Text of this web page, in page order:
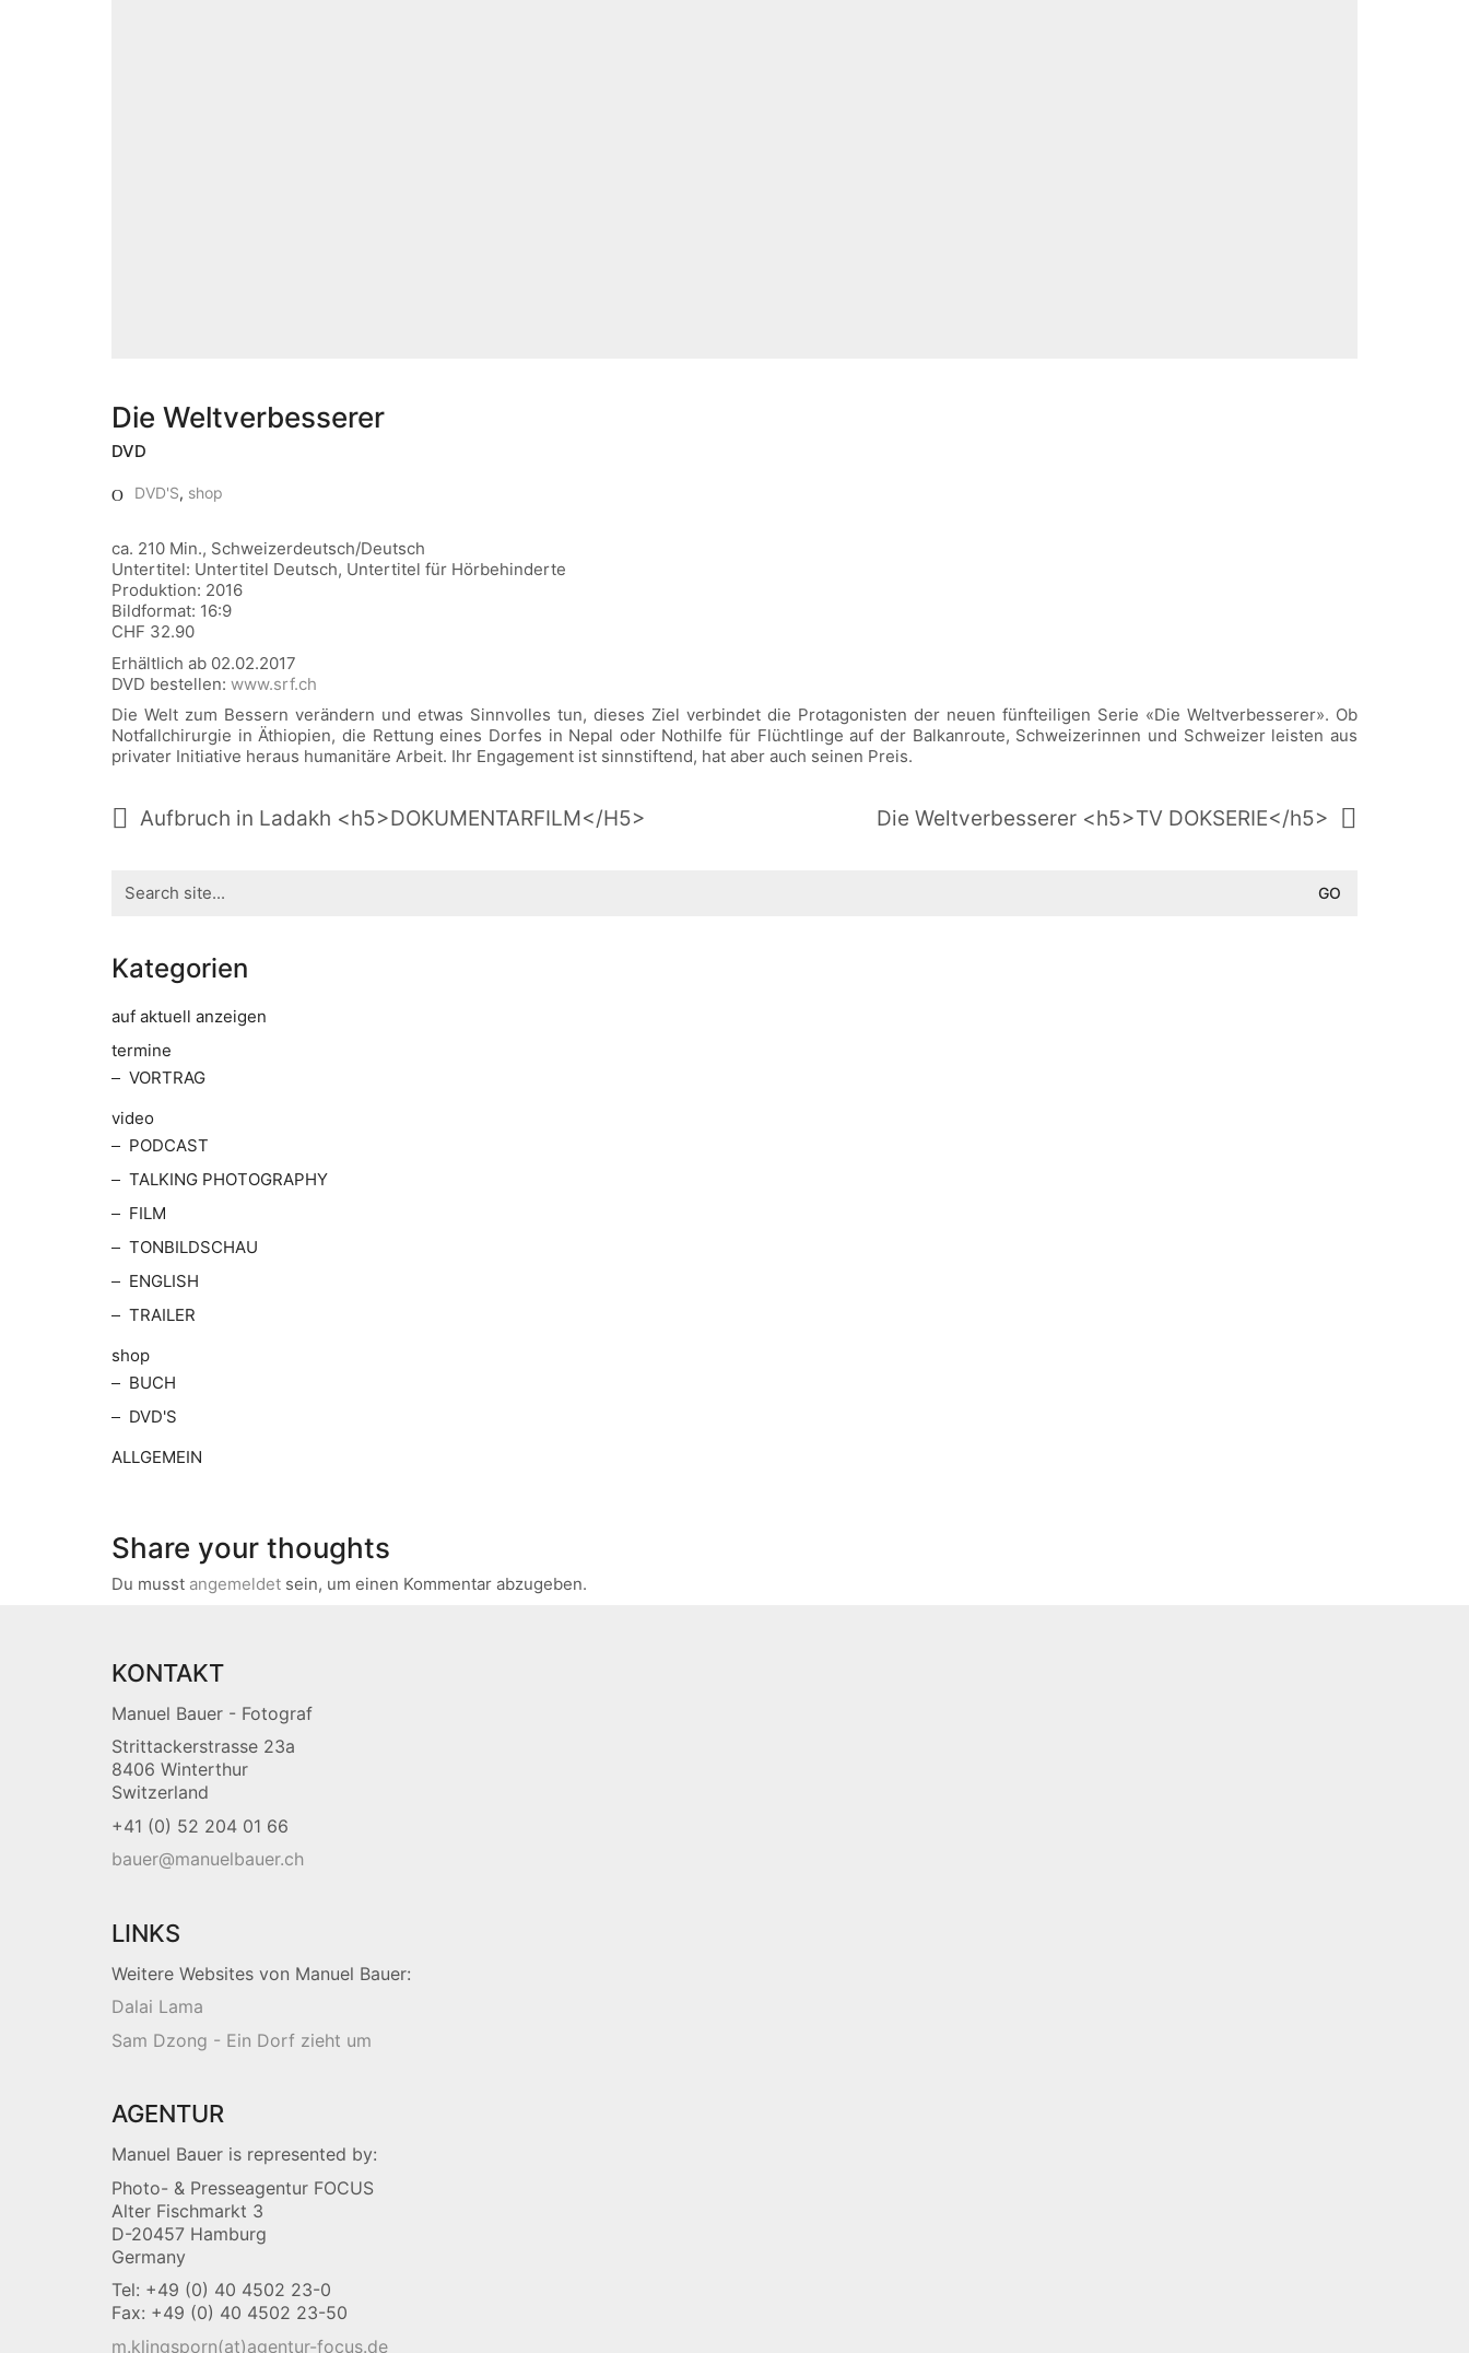
Die Weltverbesserer
DVD
DVD'S, shop
ca. 210 Min., Schweizerdeutsch/Deutsch
Untertitel: Untertitel Deutsch, Untertitel für Hörbehinderte
Produktion: 2016
Bildformat: 16:9
CHF 32.90
Erhältlich ab 02.02.2017
DVD bestellen: www.srf.ch
Die Welt zum Bessern verändern und etwas Sinnvolles tun, dieses Ziel verbindet die Protagonisten der neuen fünfteiligen Serie «Die Weltverbesserer». Ob
Notfallchirurgie in Äthiopien, die Rettung eines Dorfes in Nepal oder Nothilfe für Flüchtlinge auf der Balkanroute, Schweizerinnen und Schweizer leisten aus
privater Initiative heraus humanitäre Arbeit. Ihr Engagement ist sinnstiftend, hat aber auch seinen Preis.
Aufbruch in Ladakh <h5>DOKUMENTARFILM</H5> Die Weltverbesserer <h5>TV DOKSERIE</h5>
for:
Kategorien
auf aktuell anzeigen
termine
VORTRAG
video
PODCAST
TALKING PHOTOGRAPHY
FILM
TONBILDSCHAU
ENGLISH
TRAILER
shop
BUCH
DVD'S
ALLGEMEIN
Share your thoughts
Du musst angemeldet sein, um einen Kommentar abzugeben.
KONTAKT
Manuel Bauer - Fotograf
Strittackerstrasse 23a
8406 Winterthur
Switzerland
+41 (0) 52 204 01 66
bauer@manuelbauer.ch
LINKS
Weitere Websites von Manuel Bauer:
Dalai Lama
Sam Dzong - Ein Dorf zieht um
AGENTUR
Manuel Bauer is represented by:
Photo- & Presseagentur FOCUS
Alter Fischmarkt 3
D-20457 Hamburg
Germany
Tel: +49 (0) 40 4502 23-0
Fax: +49 (0) 40 4502 23-50
m.klingsporn(at)agentur-focus.de